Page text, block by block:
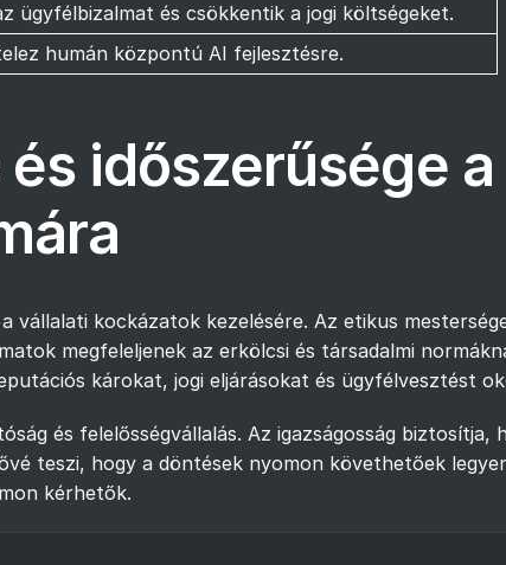
ügyfélbizalmat és csökkentik a jogi költségeket.
humán központú AI fejlesztésre.
időszerűsége a
kockázatok kezelésére. Az etikus
megfeleljenek az erkölcsi és társadalmi
károkat, jogi eljárásokat és ügyfélvesztést
és felelősségvállalás. Az igazságosság biztosítja,
teszi, hogy a döntések nyomon követhetőek
kérhetők.